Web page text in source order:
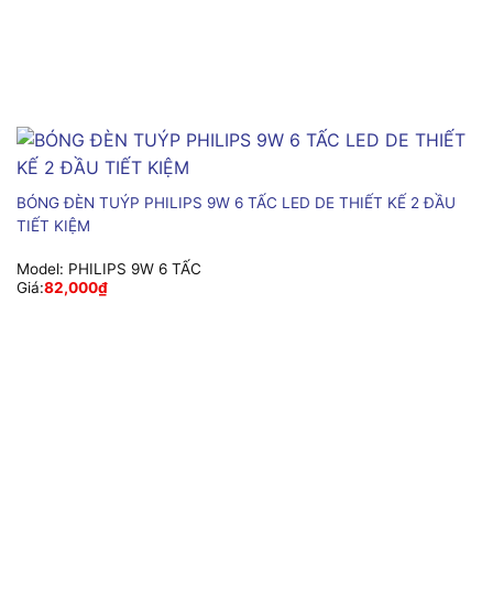
BÓNG ĐÈN TUÝP PHILIPS 9W 6 TẤC LED DE THIẾT KẾ 2 ĐẦU
TIẾT KIỆM
Model: PHILIPS 9W 6 TẤC
Giá:82,000₫